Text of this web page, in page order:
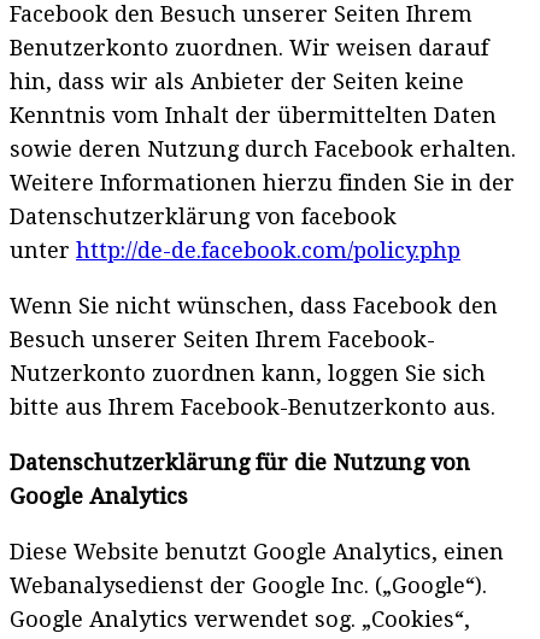
Facebook den Besuch unserer Seiten Ihrem
Benutzerkonto zuordnen. Wir weisen darauf
hin, dass wir als Anbieter der Seiten keine
Kenntnis vom Inhalt der übermittelten Daten
sowie deren Nutzung durch Facebook erhalten.
Weitere Informationen hierzu finden Sie in der
Datenschutzerklärung von facebook
unter http://de-de.facebook.com/policy.php
Wenn Sie nicht wünschen, dass Facebook den
Besuch unserer Seiten Ihrem Facebook-
Nutzerkonto zuordnen kann, loggen Sie sich
bitte aus Ihrem Facebook-Benutzerkonto aus.
Datenschutzerklärung für die Nutzung von
Google Analytics
Diese Website benutzt Google Analytics, einen
Webanalysedienst der Google Inc. („Google“).
Google Analytics verwendet sog. „Cookies“,